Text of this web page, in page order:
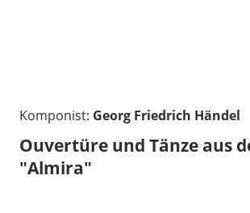
Komponist: Georg Friedrich Händel
Ouvertüre und Tänze aus
"Almira"